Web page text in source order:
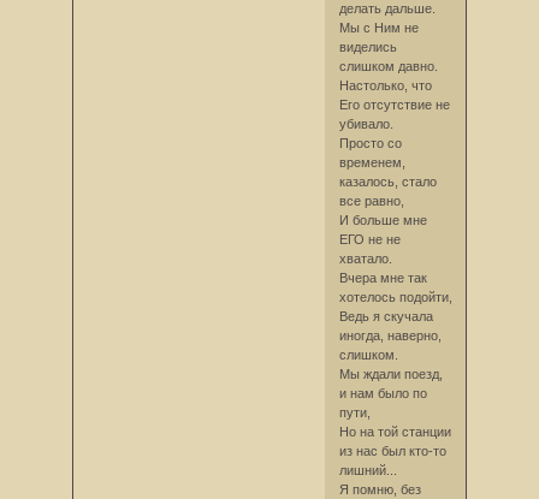
делать дальше.
Мы с Ним не
виделись
слишком давно.
Настолько, что
Его отсутствие не
убивало.
Просто со
временем,
казалось, стало
все равно,
И больше мне
ЕГО не не
хватало.
Вчера мне так
хотелось подойти,
Ведь я скучала
иногда, наверно,
слишком.
Мы ждали поезд,
и нам было по
пути,
Но на той станции
из нас был кто-то
лишний...
Я помню, без